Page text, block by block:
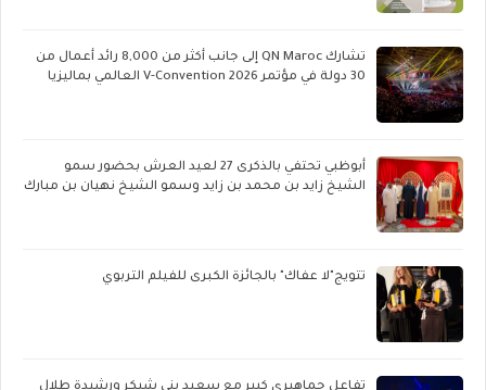
تشارك QN Maroc إلى جانب أكثر من 8,000 رائد أعمال من
30 دولة في مؤتمر V-Convention 2026 العالمي بماليزيا
أبوظبي تحتفي بالذكرى 27 لعيد العرش بحضور سمو
الشيخ زايد بن محمد بن زايد وسمو الشيخ نهيان بن مبارك
تتويج"لا عفاك" بالجائزة الكبرى للفيلم التربوي
تفاعل جماهيري كبير مع سعيد بني شيكر ورشيدة طلال